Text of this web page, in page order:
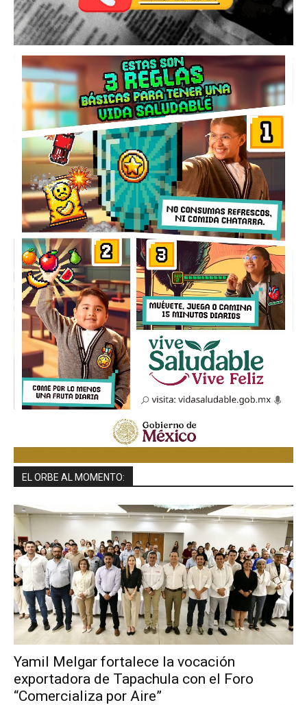
EL ORBE AL MOMENTO:
Yamil Melgar fortalece la vocación
exportadora de Tapachula con el Foro
“Comercializa por Aire”